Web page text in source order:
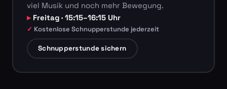
viel Musik und noch mehr Bewegung.
Freitag · 15:15–16:15 Uhr
Kostenlose Schnupperstunde jederzeit
Schnupperstunde sichern